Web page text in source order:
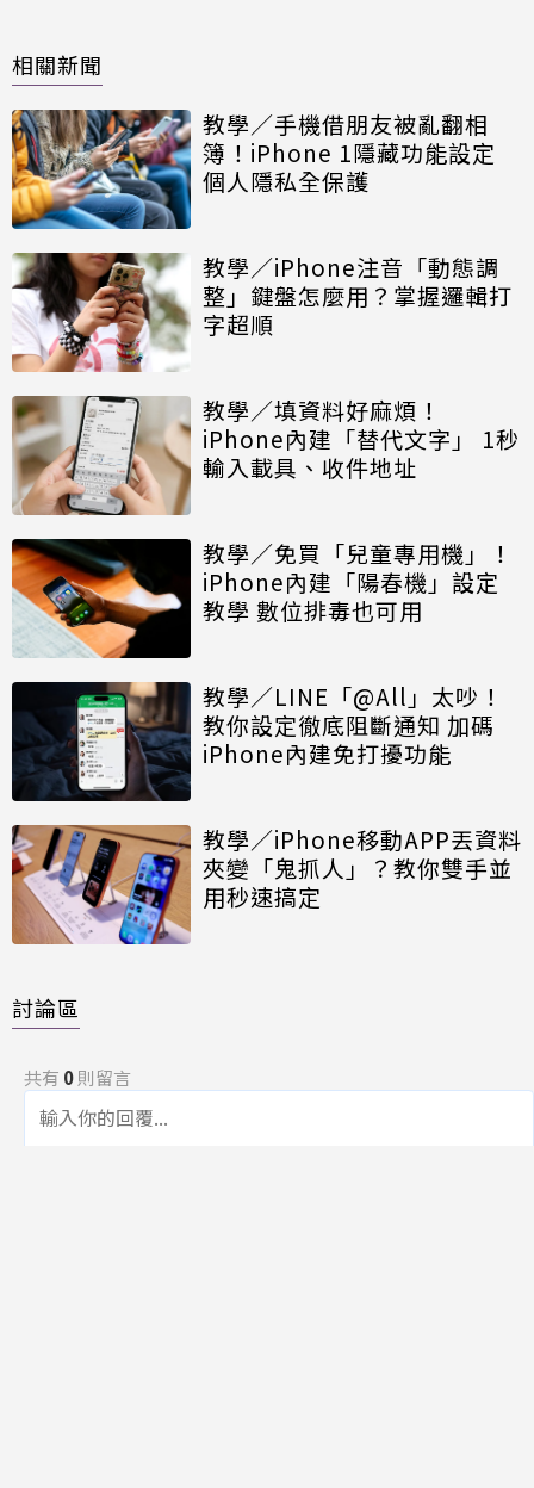
相關新聞
教學／手機借朋友被亂翻相
簿！iPhone 1隱藏功能設定
個人隱私全保護
教學／iPhone注音「動態調
整」鍵盤怎麼用？掌握邏輯打
字超順
教學／填資料好麻煩！
iPhone內建「替代文字」 1秒
輸入載具、收件地址
教學／免買「兒童專用機」！
iPhone內建「陽春機」設定
教學 數位排毒也可用
教學／LINE「@All」太吵！
教你設定徹底阻斷通知 加碼
iPhone內建免打擾功能
教學／iPhone移動APP丟資料
夾變「鬼抓人」？教你雙手並
用秒速搞定
討論區
共有 0則留言